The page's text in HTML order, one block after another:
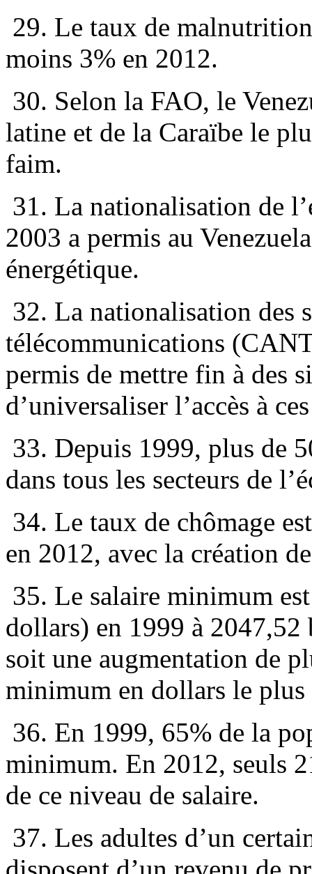
29. Le taux de
moins 3% en 2012.
30. Selon la FAO, le
latine et de la Caraïbe le
faim.
31. La nationalisation de
2003 a permis au
énergétique.
32. La nationalisation des
télécommunications
permis de mettre fin à des
d’universaliser l’accès à
33. Depuis 1999, plus de
dans tous les secteurs de
34. Le taux de chômage
en 2012, avec la création
35. Le salaire minimum
dollars) en 1999 à
soit une augmentation de
minimum en dollars le
36. En 1999, 65% de la
minimum. En 2012, seuls
de ce niveau de salaire.
37. Les adultes d’un